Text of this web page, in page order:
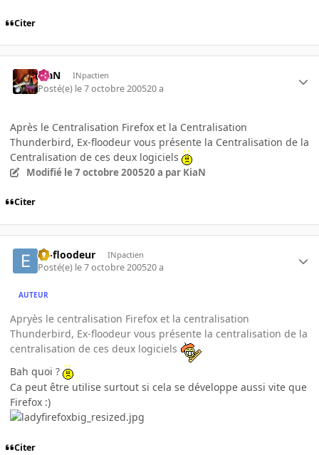
Citer
KiaN INpactien
Posté(e) le 7 octobre 200520 a
Après le Centralisation Firefox et la Centralisation
Thunderbird, Ex-floodeur vous présente la Centralisation de la
Centralisation de ces deux logiciels
Modifié le 7 octobre 200520 a par KiaN
Citer
ex-floodeur INpactien
Posté(e) le 7 octobre 200520 a
AUTEUR
Apryès le centralisation Firefox et la centralisation
Thunderbird, Ex-floodeur vous présente la centralisation de la
centralisation de ces deux logiciels
Bah quoi ?
Ca peut être utilise surtout si cela se développe aussi vite que
Firefox :)
Citer